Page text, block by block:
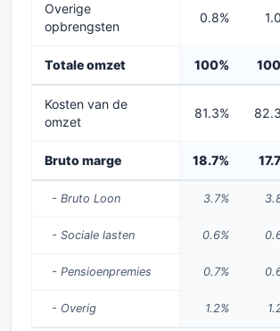
Overige
opbrengsten
0.8%
Totale omzet 100%
Kosten van de
omzet
81.3%
Bruto marge 18.7%
- Bruto Loon 3.7%
- Sociale lasten 0.6%
- Pensioenpremies 0.7%
- Overig 1.2%